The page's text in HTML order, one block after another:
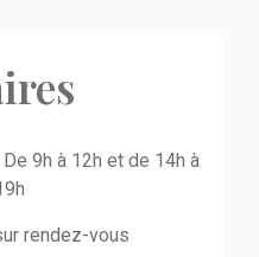
9h à 12h et de 14h à
rendez-vous